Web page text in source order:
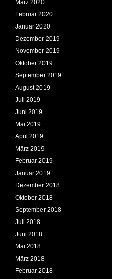
März 2020
Februar 2020
Januar 2020
Dezember 2019
November 2019
Oktober 2019
September 2019
August 2019
Juli 2019
Juni 2019
Mai 2019
April 2019
März 2019
Februar 2019
Januar 2019
Dezember 2018
Oktober 2018
September 2018
Juli 2018
Juni 2018
Mai 2018
März 2018
Februar 2018